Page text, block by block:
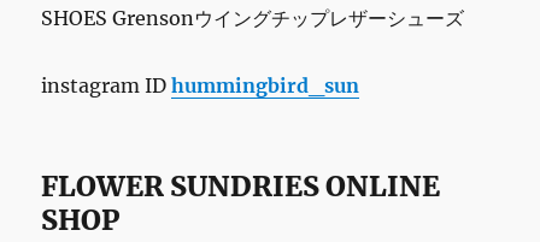
SHOES Grensonウイングチップレザーシューズ
instagram IDhummingbird_sun
FLOWER SUNDRIES ONLINE
SHOP